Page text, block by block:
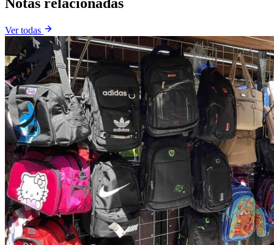
Notas relacionadas
Ver todas